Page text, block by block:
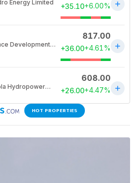
HOT PROPERTIES